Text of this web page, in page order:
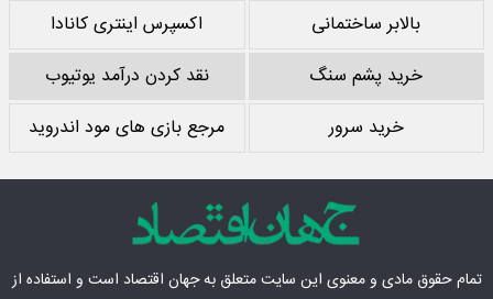
بالابر ساختمانی
اکسپرس اینتری کانادا
خرید پشم سنگ
نقد کردن درآمد یوتیوب
خرید سرور
مرجع بازی های مود اندروید
تمام حقوق مادی‌ و معنوی این سایت متعلق بهجهان اقتصاد است و استفاده از